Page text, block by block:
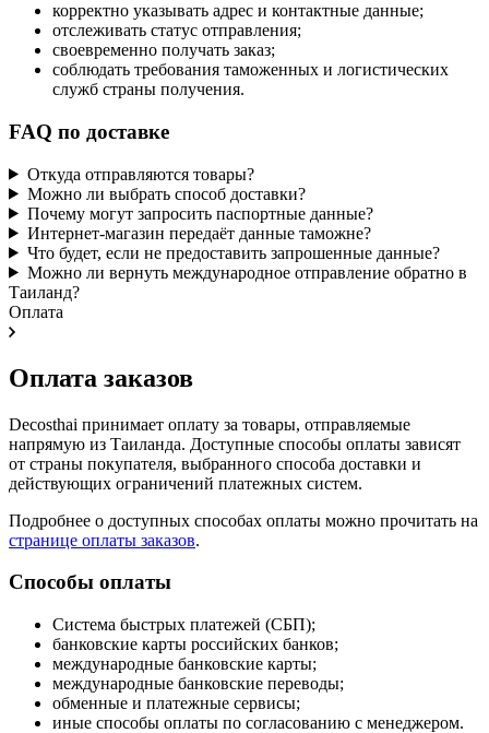
корректно указывать адрес и контактные данные;
отслеживать статус отправления;
своевременно получать заказ;
соблюдать требования таможенных и логистических
служб страны получения.
FAQ по доставке
Откуда отправляются товары?
Можно ли выбрать способ доставки?
Почему могут запросить паспортные данные?
Интернет-магазин передаёт данные таможне?
Что будет, если не предоставить запрошенные данные?
Можно ли вернуть международное отправление обратно в
Таиланд?
Оплата
Оплата заказов
Decosthai принимает оплату за товары, отправляемые
напрямую из Таиланда. Доступные способы оплаты зависят
от страны покупателя, выбранного способа доставки и
действующих ограничений платежных систем.
Подробнее о доступных способах оплаты можно прочитать на
странице оплаты заказов.
Способы оплаты
Система быстрых платежей (СБП);
банковские карты российских банков;
международные банковские карты;
международные банковские переводы;
обменные и платежные сервисы;
иные способы оплаты по согласованию с менеджером.